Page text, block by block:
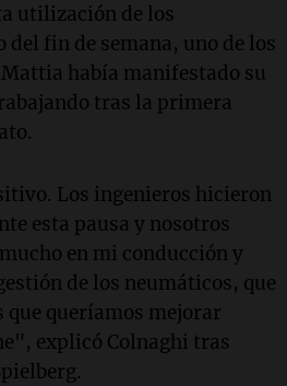
utilización de los
del fin de semana, uno de los
había manifestado su
tras la primera
Los ingenieros hicieron
esta pausa y nosotros
en mi conducción y
de los neumáticos, que
que queríamos mejorar
explicó Colnaghi tras